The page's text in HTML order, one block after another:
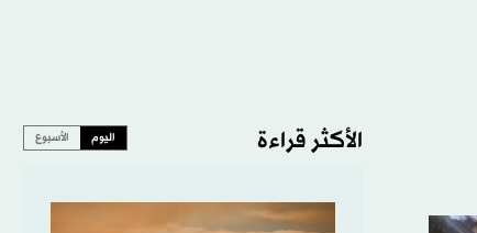
الأكثر قراءة اليوم الأسبوع